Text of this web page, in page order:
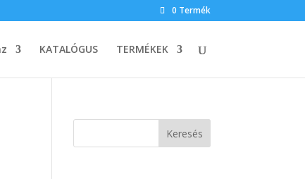
0 Termék
KATALÓGUS TERMÉKEK
Keresés